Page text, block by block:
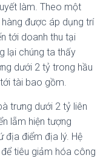
làm. Theo một
được áp dụng trí
tới doanh thu tại
lại chúng ta thấy
dưới 2 tỷ trong hầu
tài bao gồm.
trưng dưới 2 tỷ liên
lẵm hiện tượng
địa điểm địa lý. Hệ
tiêu giảm hóa công